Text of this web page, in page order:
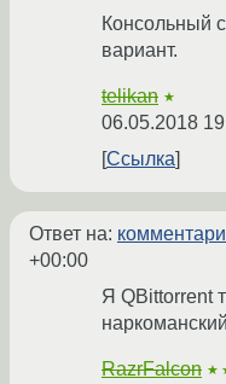
Консольный
вариант.
telikan ★
06.05.2018
Ссылка
Ответ на:
+00:00
Я QBittorrent
RazrFalcon